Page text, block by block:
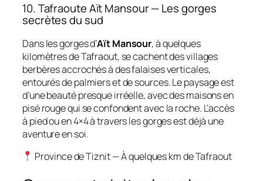
10. Tafraoute Aït Mansour — Les gorges
secrètes du sud
Dans les gorges d’Aït Mansour, à quelques
kilomètres de Tafraout, se cachent des villages
berbères accrochés à des falaises verticales,
entourés de palmiers et de sources. Le paysage est
d’une beauté presque irréelle, avec des maisons en
pisé rouge qui se confondent avec la roche. L’accès
à pied ou en 4×4 à travers les gorges est déjà une
aventure en soi.
Province de Tiznit — À quelques km de Tafraout